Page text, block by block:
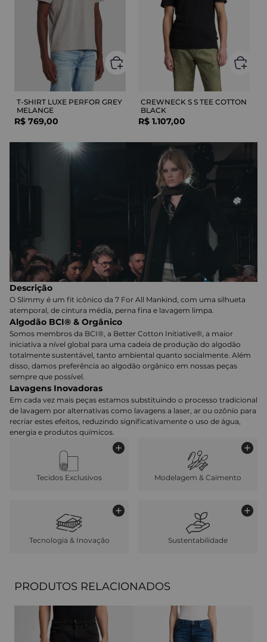
T-SHIRT LUXE PERFOR GREY
MELANGE
R$ 769,00
CREWNECK S S TEE COTTON
BLACK
R$ 1.107,00
Descrição
O Slimmy é um fit icônico da 7 For All Mankind, com uma silhueta
atemporal, de cintura média, perna fina e lavagem limpa.
Algodão BCI® & Orgânico
Somos membros da BCI®, a Better Cotton Initiative®, a maior
iniciativa a nível global para uma cadeia de produção do algodão
totalmente sustentável, tanto ambiental quanto socialmente. Além
disso, damos preferência ao algodão orgânico em nossas peças
sempre que possível.
Lavagens Inovadoras
Em cada vez mais peças estamos substituindo o processo tradicional
de lavagem por alternativas como lavagens a laser, ar ou ozônio para
recriar estes efeitos, reduzindo significativamente o uso de água,
energia e produtos químicos.
Tecidos Exclusivos Modelagem & Caimento
Tecnologia & Inovação Sustentabilidade
PRODUTOS RELACIONADOS